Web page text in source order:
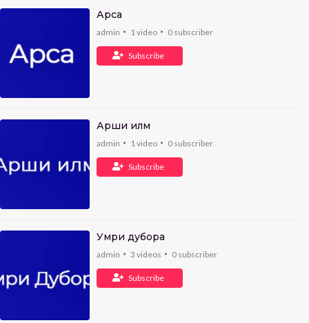
Арса
admin 1 video 0subscriber
Subscribe
Арши илм
admin 1 video 0subscriber
Subscribe
Умри дубора
admin 3 videos 0subscriber
Subscribe